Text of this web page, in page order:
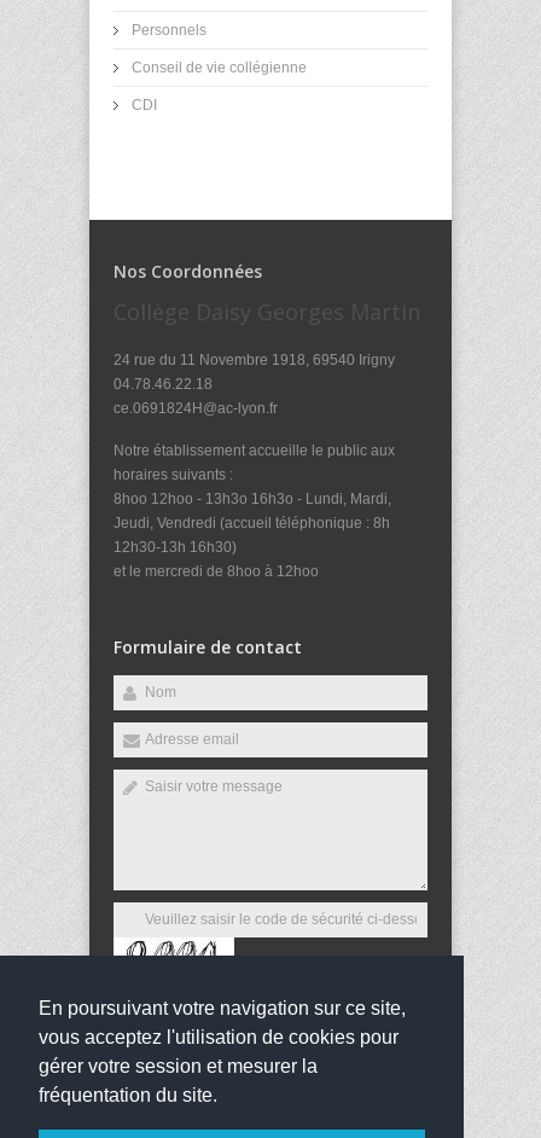
En poursuivant votre navigation sur ce site,
vous acceptez l'utilisation de cookies pour
gérer votre session et mesurer la
fréquentation du site.
Personnels
Conseil de vie collégienne
CDI
Nos Coordonnées
Collège Daisy Georges Martin
24 rue du 11 Novembre 1918, 69540 Irigny
04.78.46.22.18
ce.0691824H@ac-lyon.fr
Notre établissement accueille le public aux
horaires suivants :
8hoo 12hoo - 13h3o 16h3o - Lundi, Mardi,
Jeudi, Vendredi (accueil téléphonique : 8h
12h30-13h 16h30)
et le mercredi de 8hoo à 12hoo
Formulaire de contact
Envoyer